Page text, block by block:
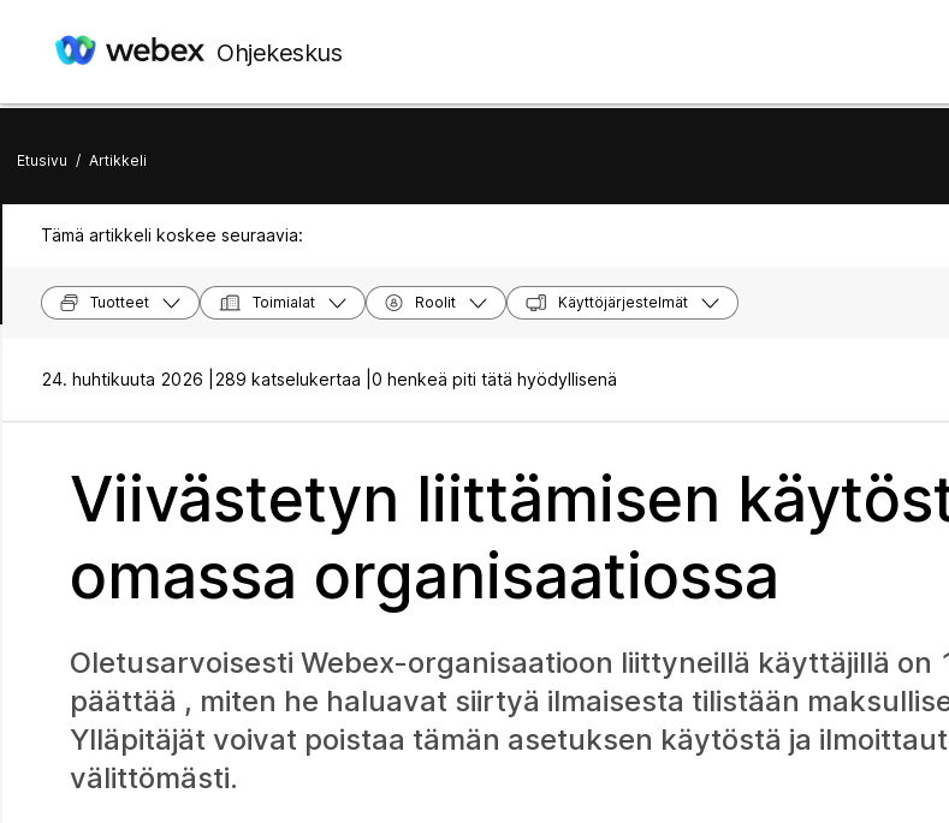
Ohjekeskus
Etusivu / Artikkeli
Tämä artikkeli koskee seuraavia:
Tuotteet Toimialat Roolit Käyttöjärjestelmät
24. huhtikuuta 2026 | 289 katselukertaa | 0 henkeä piti tätä hyödyllisenä
Viivästetyn liittämisen
omassa organisaatiossa
Oletusarvoisesti Webex-organisaatioon liittyneillä käyttäjillä on
päättää , miten he haluavat siirtyä ilmaisesta tilistään
Ylläpitäjät voivat poistaa tämän asetuksen käytöstä ja
välittömästi.